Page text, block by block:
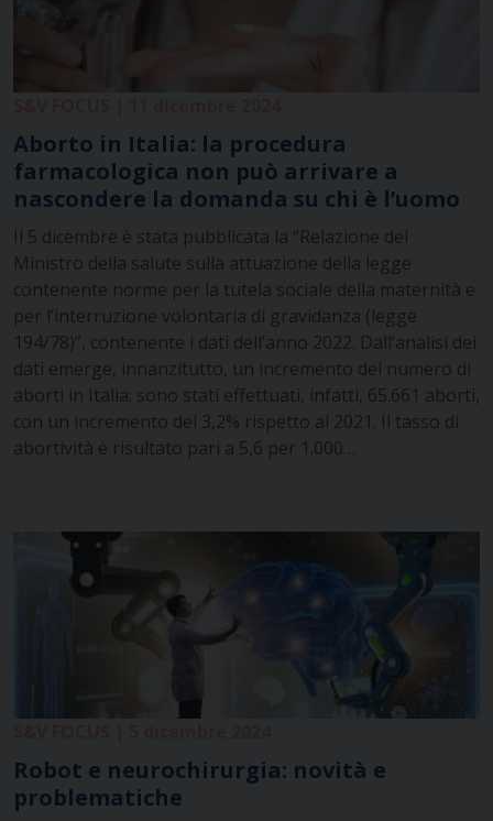
Aborto in Italia: la procedura
farmacologica non può arrivare a
nascondere la domanda su chi è l’uomo
Il 5 dicembre è stata pubblicata la “Relazione del
Ministro della salute sulla attuazione della legge
contenente norme per la tutela sociale della maternità e
per l’interruzione volontaria di gravidanza (legge
194/78)”, contenente i dati dell’anno 2022. Dall’analisi dei
dati emerge, innanzitutto, un incremento del numero di
aborti in Italia: sono stati effettuati, infatti, 65.661 aborti,
con un incremento del 3,2% rispetto al 2021. Il tasso di
abortività è risultato pari a 5,6 per 1.000…
Robot e neurochirurgia: novità e
problematiche